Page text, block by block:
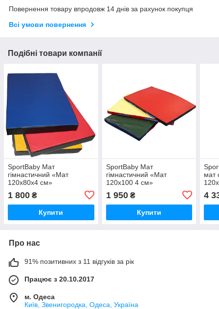
Повернення товару впродовж 14 днів за рахунок покупця
Всі умови повернення
Подібні товари компанії
SportBaby Мат
гімнастичний «Мат
120х80х4 см»
1 800 ₴
Купити
SportBaby Мат
гімнастичний «Мат
120х100 4 см»
1 950₴
Купити
мат
4
Про нас
91% позитивних з 11 відгуків за рік
Працює з 20.10.2017
м. Одеса
Київ, Звенигородка, Одеса, Україна